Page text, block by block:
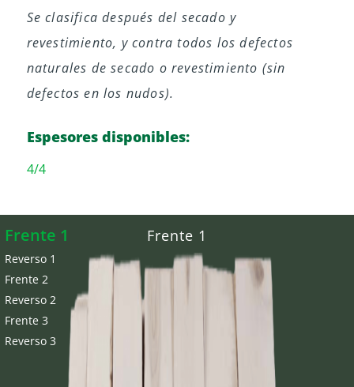
Se clasifica después del secado y
revestimiento, y contra todos los defectos
naturales de secado o revestimiento (sin
defectos en los nudos).
Espesores disponibles:
4/4
Frente 1
Reverso 1
Frente 2
Reverso 2
Frente 3
Reverso 3
Frente 1